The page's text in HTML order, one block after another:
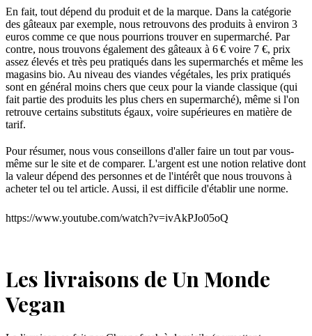
En fait, tout dépend du produit et de la marque. Dans la catégorie
des gâteaux par exemple, nous retrouvons des produits à environ 3
euros comme ce que nous pourrions trouver en supermarché. Par
contre, nous trouvons également des gâteaux à 6 € voire 7 €, prix
assez élevés et très peu pratiqués dans les supermarchés et même les
magasins bio. Au niveau des viandes végétales, les prix pratiqués
sont en général moins chers que ceux pour la viande classique (qui
fait partie des produits les plus chers en supermarché), même si l'on
retrouve certains substituts égaux, voire supérieures en matière de
tarif.
Pour résumer, nous vous conseillons d'aller faire un tout par vous-
même sur le site et de comparer. L'argent est une notion relative dont
la valeur dépend des personnes et de l'intérêt que nous trouvons à
acheter tel ou tel article. Aussi, il est difficile d'établir une norme.
https://www.youtube.com/watch?v=ivAkPJo05oQ
Les livraisons de Un Monde
Vegan